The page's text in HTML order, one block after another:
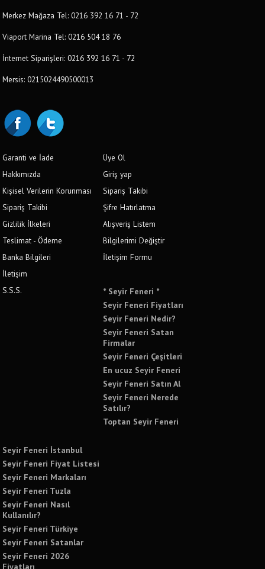
Merkez Mağaza Tel: 0216 392 16 71 - 72
Viaport Marina Tel: 0216 504 18 76
İnternet Siparişleri: 0216 392 16 71 - 72
Mersis: 0215024490500013
Garanti ve İade
Hakkımızda
Kişisel Verilerin Korunması
Sipariş Takibi
Gizlilik İlkeleri
Teslimat - Ödeme
Banka Bilgileri
İletişim
S.S.S.
Üye Ol
Giriş yap
Sipariş Takibi
Şifre Hatırlatma
Alışveriş Listem
Bilgilerimi Değiştir
İletişim Formu
* Seyir Feneri *
Seyir Feneri Fiyatları
Seyir Feneri Nedir?
Seyir Feneri Satan
Firmalar
Seyir Feneri Çeşitleri
En ucuz Seyir Feneri
Seyir Feneri Satın Al
Seyir Feneri Nerede
Satılır?
Toptan Seyir Feneri
Seyir Feneri İstanbul
Seyir Feneri Fiyat Listesi
Seyir Feneri Markaları
Seyir Feneri Tuzla
Seyir Feneri Nasıl
Kullanılır?
Seyir Feneri Türkiye
Seyir Feneri Satanlar
Seyir Feneri 2026
Fiyatları